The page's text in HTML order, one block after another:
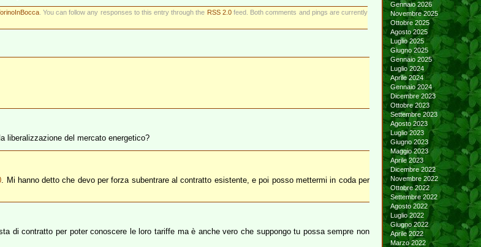
. You can follow any responses to this entry through the RSS 2.0feed. Both comments and pings are currently
liberalizzazione del mercato energetico?
. Mi hanno detto che devo per forza subentrare al contratto esistente, e poi posso mettermi in coda per
di contratto per poter conoscere le loro tariffe ma è anche vero che suppongo tu possa sempre non
Gennaio 2026
Novembre 2025
Ottobre 2025
Agosto 2025
Luglio 2025
Giugno 2025
Gennaio 2025
Luglio 2024
Aprile 2024
Gennaio 2024
Dicembre 2023
Ottobre 2023
Settembre 2023
Agosto 2023
Luglio 2023
Giugno 2023
Maggio 2023
Aprile 2023
Dicembre 2022
Novembre 2022
Ottobre 2022
Settembre 2022
Agosto 2022
Luglio 2022
Giugno 2022
Aprile 2022
Marzo 2022